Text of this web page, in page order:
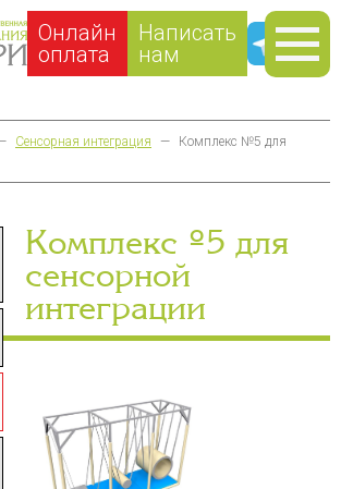
Онлайн
оплата
Написать
нам
Сенсорная интеграция —
Комплекс №5 для
Комплекс №5 для
сенсорной
интеграции